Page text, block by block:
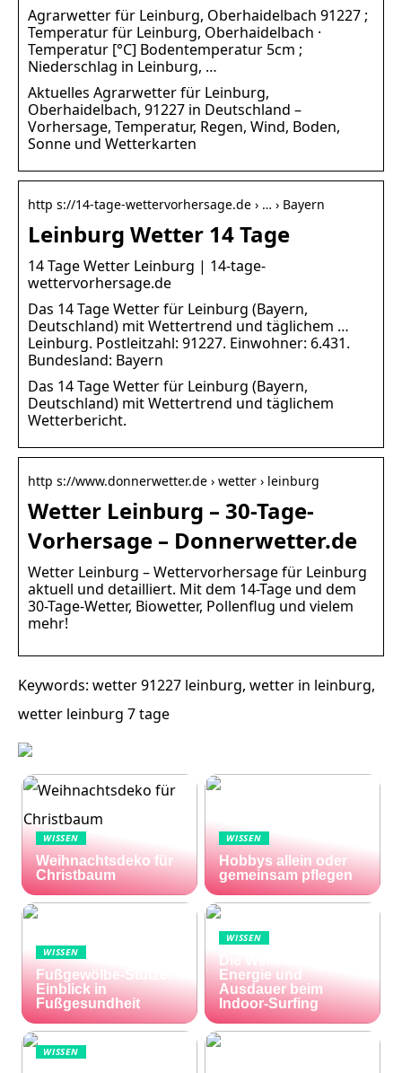
Agrarwetter für Leinburg, Oberhaidelbach 91227 ;
Temperatur für Leinburg, Oberhaidelbach ·
Temperatur [°C] Bodentemperatur 5cm ;
Niederschlag in Leinburg, …
Aktuelles Agrarwetter für Leinburg,
Oberhaidelbach, 91227 in Deutschland –
Vorhersage, Temperatur, Regen, Wind, Boden,
Sonne und Wetterkarten
http s://14-tage-wettervorhersage.de › … › Bayern
Leinburg Wetter 14 Tage
14 Tage Wetter Leinburg | 14-tage-
wettervorhersage.de
Das 14 Tage Wetter für Leinburg (Bayern,
Deutschland) mit Wettertrend und täglichem …
Leinburg. Postleitzahl: 91227. Einwohner: 6.431.
Bundesland: Bayern
Das 14 Tage Wetter für Leinburg (Bayern,
Deutschland) mit Wettertrend und täglichem
Wetterbericht.
http s://www.donnerwetter.de › wetter › leinburg
Wetter Leinburg – 30-Tage-
Vorhersage – Donnerwetter.de
Wetter Leinburg – Wettervorhersage für Leinburg
aktuell und detailliert. Mit dem 14-Tage und dem
30-Tage-Wetter, Biowetter, Pollenflug und vielem
mehr!
Keywords: wetter 91227 leinburg, wetter in leinburg,
wetter leinburg 7 tage
WISSEN
Weihnachtsdeko für
Christbaum
WISSEN
Hobbys allein oder
gemeinsam pflegen
WISSEN
Fußgewölbe-Stütze:
Einblick in
Fußgesundheit
WISSEN
Die Welle zu Hause:
Energie und
Ausdauer beim
Indoor-Surfing
WISSEN